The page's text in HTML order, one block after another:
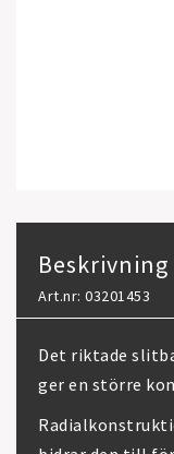
Beskrivning
Art.nr: 03201453
Det riktade
ger en större